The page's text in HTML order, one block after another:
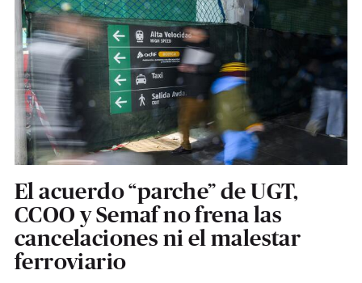
El acuerdo “parche” de UGT,
CCOO y Semaf no frena las
cancelaciones ni el malestar
ferroviario